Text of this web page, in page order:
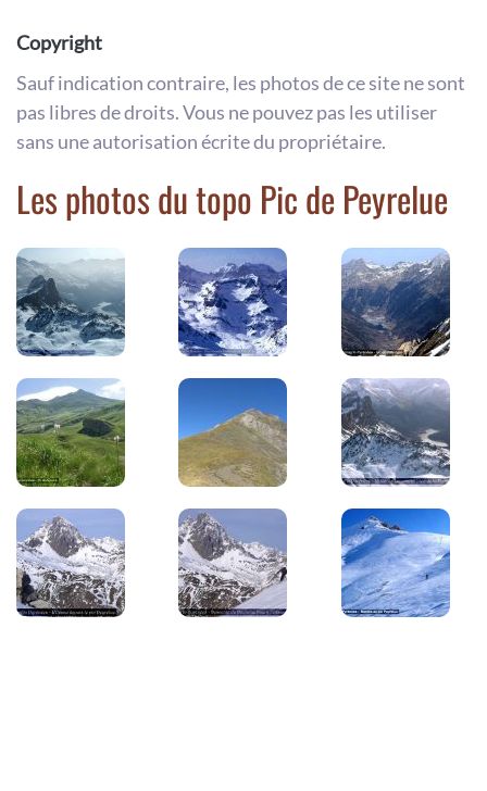
Copyright
Sauf indication contraire, les photos de ce site ne sont
pas libres de droits. Vous ne pouvez pas les utiliser
sans une autorisation écrite du propriétaire.
Les photos du topo Pic de Peyrelue